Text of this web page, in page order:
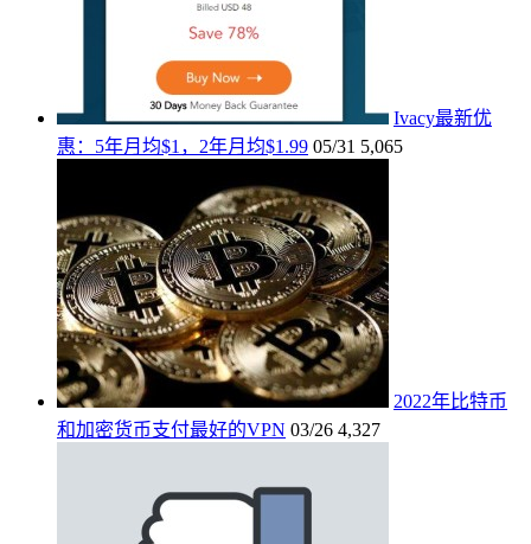
Ivacy最新优
惠：5年月均$1，2年月均$1.99 05/31 5,065
2022年比特币
和加密货币支付最好的VPN 03/26 4,327